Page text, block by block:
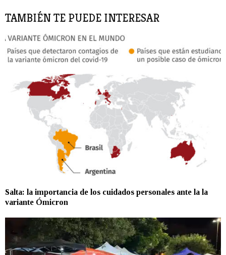
TAMBIÉN TE PUEDE INTERESAR
Salta: la importancia de los cuidados personales ante la la
variante Ómicron